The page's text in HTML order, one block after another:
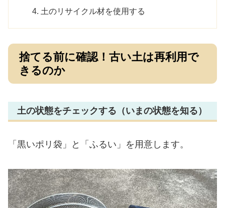
土のリサイクル材を使用する
捨てる前に確認！古い土は再利用で
きるのか
土の状態をチェックする（いまの状態を知る）
「黒いポリ袋」と「ふるい」を用意します。